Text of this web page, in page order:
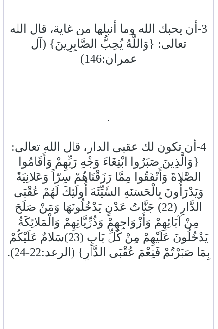
3-أن يحبك الله وما أنبلها من غاية، قال الله
تعالى: {وَاللَّهُ يُحِبُّ الصَّابِرِينَ} (آل
عمران:146)
.
4-أن تكون لك عقبى الدار، قال الله تعالى:
{وَالَّذِينَ صَبَرُوا ابْتِغَاءَ وَجْهِ رَبِّهِمْ وَأَقَامُوا
الصَّلاةَ وَأَنْفَقُوا مِمَّا رَزَقْنَاهُمْ سِرّاً وَعَلانِيَةً
وَيَدْرَأُونَ بِالْحَسَنَةِ السَّيِّئَةَ أُولَئِكَ لَهُمْ عُقْبَى
الدَّارِ (22) جَنَّاتُ عَدْنٍ يَدْخُلُونَهَا وَمَنْ صَلَحَ
مِنْ آبَائِهِمْ وَأَزْوَاجِهِمْ وَذُرِّيَّاتِهِمْ وَالْمَلائِكَةُ
يَدْخُلُونَ عَلَيْهِمْ مِنْ كُلِّ بَابٍ (23)سَلامٌ عَلَيْكُمْ
بِمَا صَبَرْتُمْ فَنِعْمَ عُقْبَى الدَّارِ} (الرعد:22-24).